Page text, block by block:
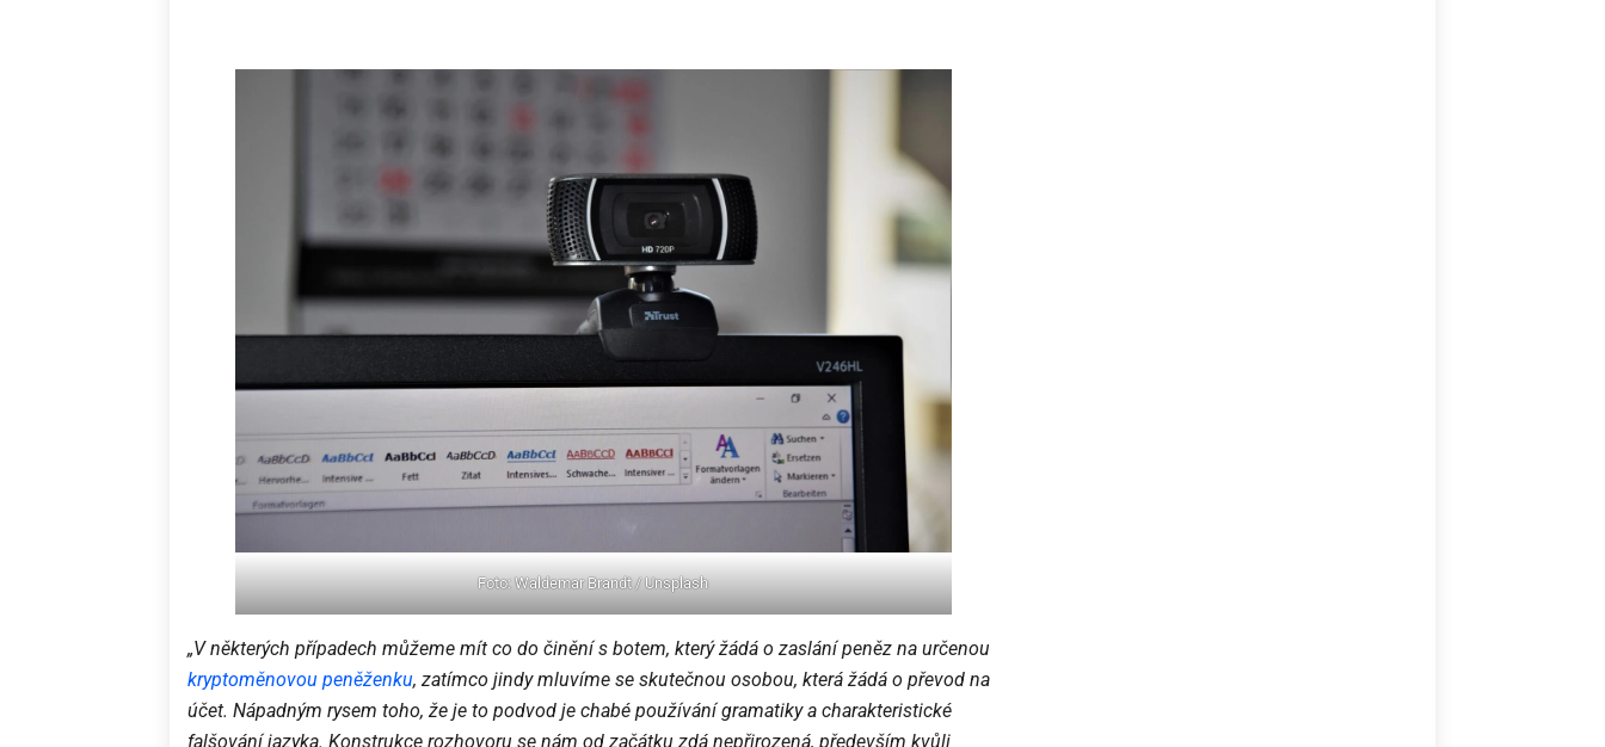
Foto: Waldemar Brandt / Unsplash
„V některých případech můžeme mít co do činění s botem, který žádá o zaslání peněz na určenou
kryptoměnovou peněženku, zatímco jindy mluvíme se skutečnou osobou, která žádá o převod na
účet. Nápadným rysem toho, že je to podvod je chabé používání gramatiky a charakteristické
falšování jazyka. Konstrukce rozhovoru se nám od začátku zdá nepřirozená, především kvůli